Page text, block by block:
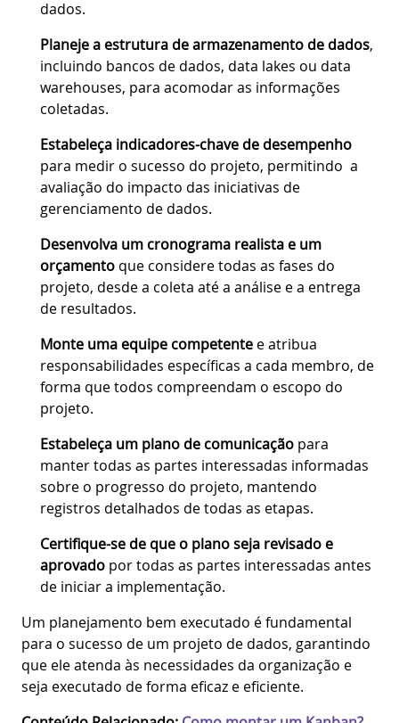
dados.
Planeje a estrutura de armazenamento de dados,
incluindo bancos de dados, data lakes ou data
warehouses, para acomodar as informações
coletadas.
Estabeleça indicadores-chave de desempenho
para medir o sucesso do projeto, permitindo a
avaliação do impacto das iniciativas de
gerenciamento de dados.
Desenvolva um cronograma realista e um
orçamentoque considere todas as fases do
projeto, desde a coleta até a análise e a entrega
de resultados.
Monte uma equipe competentee atribua
responsabilidades específicas a cada membro, de
forma que todos compreendam o escopo do
projeto.
Estabeleça um plano de comunicaçãopara
manter todas as partes interessadas informadas
sobre o progresso do projeto, mantendo
registros detalhados de todas as etapas.
Certifique-se de que o plano seja revisado e
aprovado por todas as partes interessadas antes
de iniciar a implementação.
Um planejamento bem executado é fundamental
para o sucesso de um projeto de dados, garantindo
que ele atenda às necessidades da organização e
seja executado de forma eficaz e eficiente.